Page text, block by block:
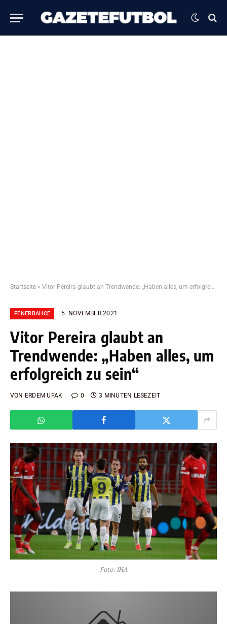
Startseite » Vitor Pereira glaubt an Trendwende: „Haben alles, um erfolgreich zu sein“
FENERBAHCE 5. NOVEMBER 2021
Vitor Pereira glaubt an
Trendwende: „Haben alles, um
erfolgreich zu sein“
VON ERDEM UFAK 0 3 MINUTEN LESEZEIT
Foto: IHA